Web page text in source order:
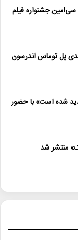
به سی‌امین جشنواره فیلم
پل توماس اندرسون
شده است» با حضور
منتشر شد